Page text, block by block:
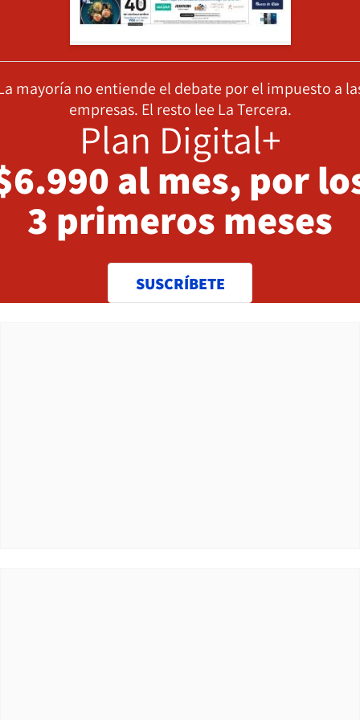
mayoría no entiende el debate por el impuesto a
empresas. El resto lee La Tercera.
Plan Digital+
al mes, por
3 primeros meses
SUSCRÍBETE